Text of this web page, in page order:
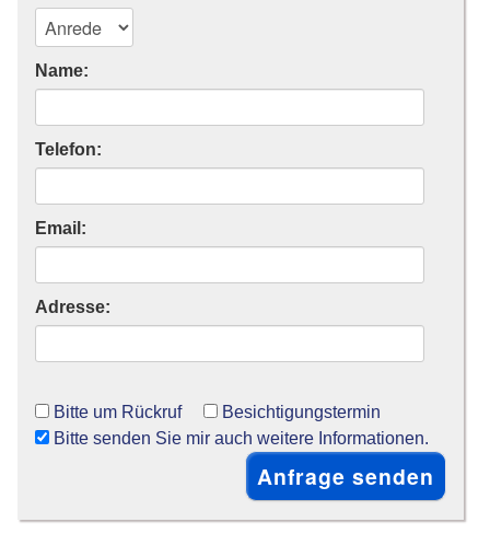
Name:
Telefon:
Email:
Adresse:
Bitte um Rückruf
Besichtigungstermin
Bitte senden Sie mir auch weitere Informationen.